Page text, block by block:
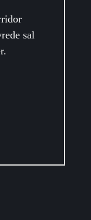
sal